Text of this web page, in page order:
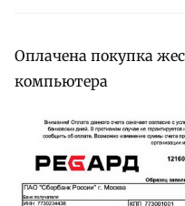
Оплачена покупка
компьютера